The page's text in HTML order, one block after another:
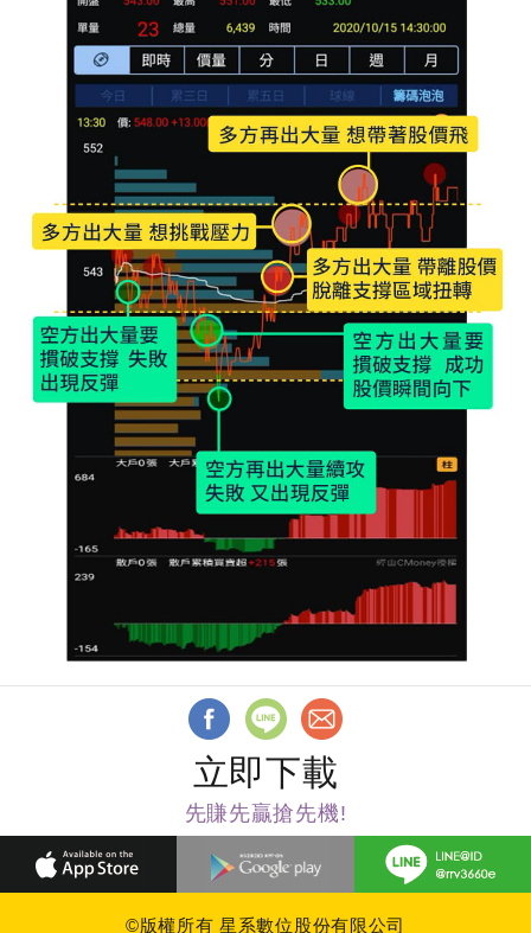
立即下載
先賺先贏搶先機!
©版權所有 星系數位股份有限公司